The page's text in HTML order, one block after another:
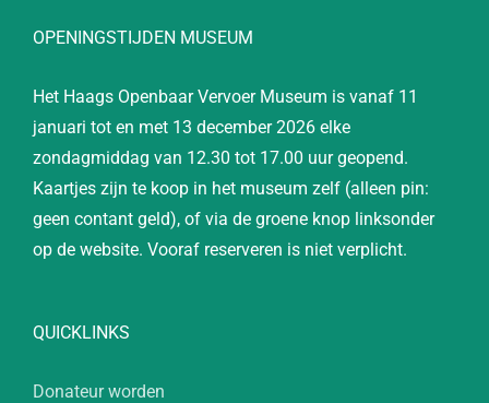
OPENINGSTIJDEN MUSEUM
Het Haags Openbaar Vervoer Museum is vanaf 11
januari tot en met 13 december 2026 elke
zondagmiddag van 12.30 tot 17.00 uur geopend.
Kaartjes zijn te koop in het museum zelf (alleen pin:
geen contant geld), of via de groene knop linksonder
op de website. Vooraf reserveren is niet verplicht.
QUICKLINKS
Donateur worden